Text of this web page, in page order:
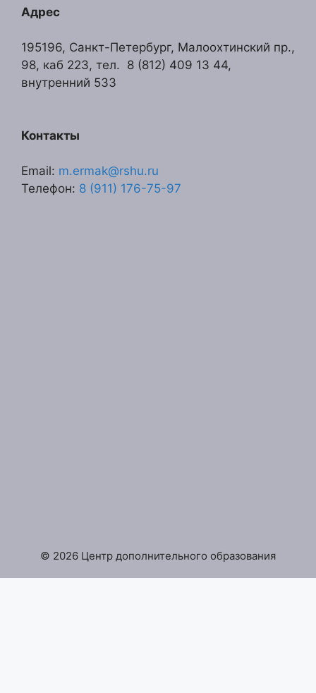
Адрес
195196, Санкт-Петербург, Малоохтинский пр.,
98, каб 223, тел. 8 (812) 409 13 44,
внутренний 533
Контакты
Email: m.ermak@rshu.ru
Телефон: 8 (911) 176-75-97
© 2026 Центр дополнительного образования